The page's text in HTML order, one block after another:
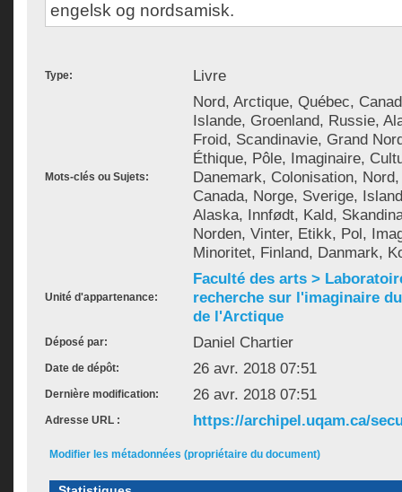
engelsk og nordsamisk.
Type: Livre
Mots-clés ou Sujets:
Nord, Arctique, Québec,
Islande, Groenland, Russie,
Froid, Scandinavie, Grand
Éthique, Pôle, Imaginaire,
Danemark, Colonisation,
Canada, Norge, Sverige,
Alaska, Innfødt, Kald,
Norden, Vinter, Etikk, Pol,
Minoritet, Finland, Danmark,
Unité d'appartenance:
Faculté des arts >
recherche sur l'imaginaire
de l'Arctique
Déposé par: Daniel Chartier
Date de dépôt: 26 avr. 2018 07:51
Dernière modification: 26 avr. 2018 07:51
Adresse URL : https://archipel.uqam.ca/
Modifier les métadonnées (propriétaire du document)